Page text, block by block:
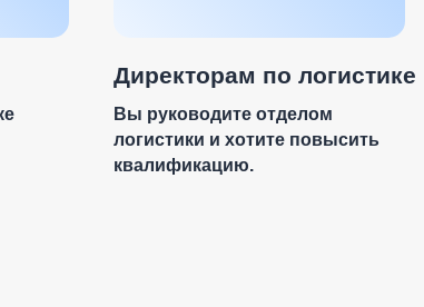
Директорам по логистике
Вы руководите отделом
логистики и хотите повысить
квалификацию.